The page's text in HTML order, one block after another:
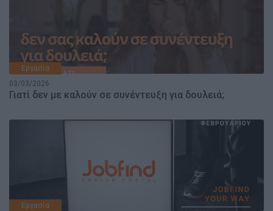
Εργασία
03/03/2026
Γιατί δεν με καλούν σε συνέντευξη για δουλειά;
Εργασία